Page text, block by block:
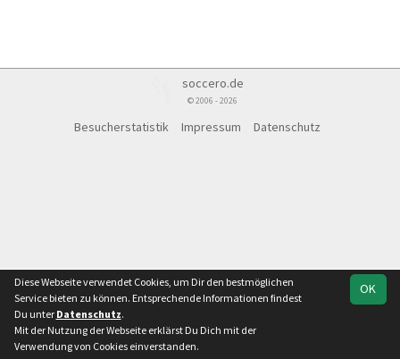
soccero.de
© 2006 - 2026
Besucherstatistik Impressum Datenschutz
OK
Diese Webseite verwendet Cookies, um Dir den bestmöglichen
Service bieten zu können. Entsprechende Informationen findest
Du unter Datenschutz.
Mit der Nutzung der Webseite erklärst Du Dich mit der
Verwendung von Cookies einverstanden.